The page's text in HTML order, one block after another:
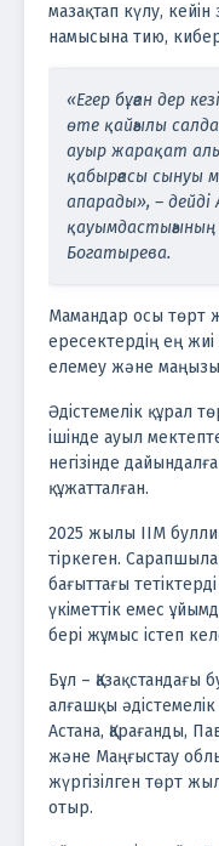
мазақтап күлу,
намысына тию,
«Егер бұған дер
өте қайғылы
ауыр жарақат
қабырғасы сынуы
апарады», –
Богатырева.
Мамандар осы төрт
ересектердің ең жиі
елемеу және
Әдістемелік құрал
ішінде ауыл
негізінде
құжатталған.
2025 жылы ІІМ
тіркеген.
бағыттағы
үкіметтік емес
бері жұмыс істеп
Бұл – Қазақстандағы
алғашқы
Астана, Қарағанды,
және Маңғыстау
жүргізілген төрт
отыр.